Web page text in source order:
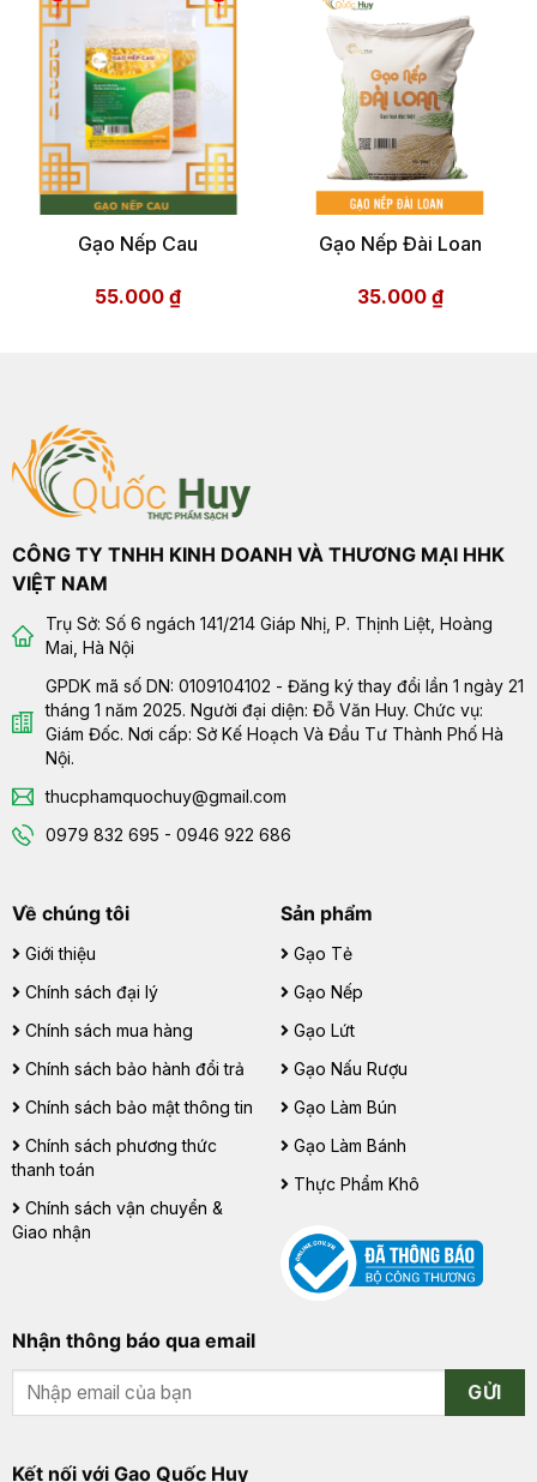
Gạo Nếp Cau
55.000 ₫
Gạo Nếp Đài Loan
35.000 ₫
CÔNG TY TNHH KINH DOANH VÀ THƯƠNG MẠI HHK
VIỆT NAM
Trụ Sở: Số 6 ngách 141/214 Giáp Nhị, P. Thịnh Liệt, Hoàng
Mai, Hà Nội
GPDK mã số DN: 0109104102 - Đăng ký thay đổi lần 1 ngày 21
tháng 1 năm 2025. Người đại diện: Đỗ Văn Huy. Chức vụ:
Giám Đốc. Nơi cấp: Sở Kế Hoạch Và Đầu Tư Thành Phố Hà
Nội.
thucphamquochuy@gmail.com
0979 832 695 - 0946 922 686
Về chúng tôi
Giới thiệu
Chính sách đại lý
Chính sách mua hàng
Chính sách bảo hành đổi trả
Chính sách bảo mật thông tin
Chính sách phương thức
thanh toán
Chính sách vận chuyển &
Giao nhận
Sản phẩm
Gạo Tẻ
Gạo Nếp
Gạo Lứt
Gạo Nấu Rượu
Gạo Làm Bún
Gạo Làm Bánh
Thực Phẩm Khô
Nhận thông báo qua email
GỬI
Kết nối với Gạo Quốc Huy